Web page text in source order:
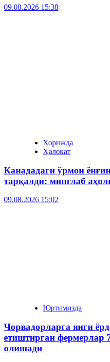
09.08.2026 15:38
Хорижда
Ҳалокат
Канададаги ўрмон
тарқалди: минглаб
09.08.2026 15:02
Юртимизда
Чорвадорларга янги
етиштирган фермерлар
олишади